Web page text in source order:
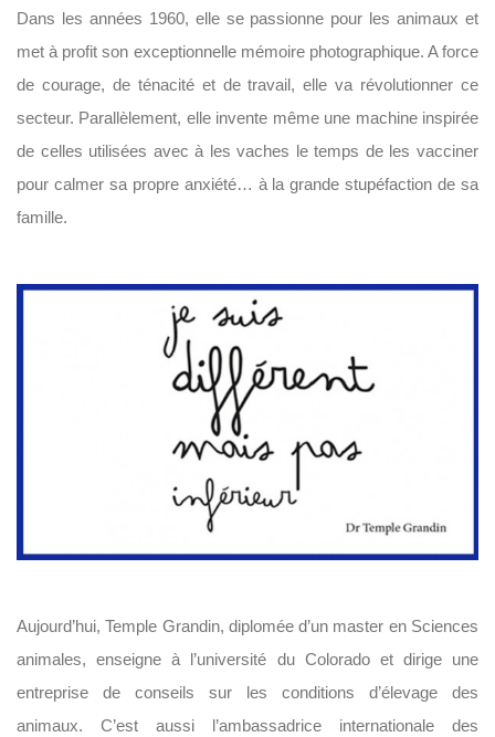
Dans les années 1960, elle se passionne pour les animaux et
met à profit son exceptionnelle mémoire photographique. A force
de courage, de ténacité et de travail, elle va révolutionner ce
secteur. Parallèlement, elle invente même une machine inspirée
de celles utilisées avec à les vaches le temps de les vacciner
pour calmer sa propre anxiété… à la grande stupéfaction de sa
famille.
Aujourd’hui, Temple Grandin, diplomée d’un master en Sciences
animales, enseigne à l’université du Colorado et dirige une
entreprise de conseils sur les conditions d’élevage des
animaux. C’est aussi l’ambassadrice internationale des